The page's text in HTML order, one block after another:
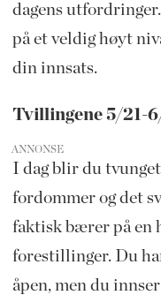
dagens
på et veldig høyt
din innsats.
Tvillingene 5/21-
ANNONSE
I dag blir du
fordommer og det
faktisk bærer på en
forestillinger. Du
åpen, men du